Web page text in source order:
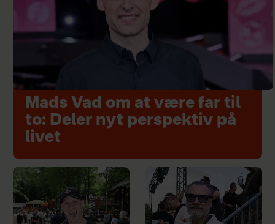
Mads Vad om at være far til
to: Deler nyt perspektiv på
livet